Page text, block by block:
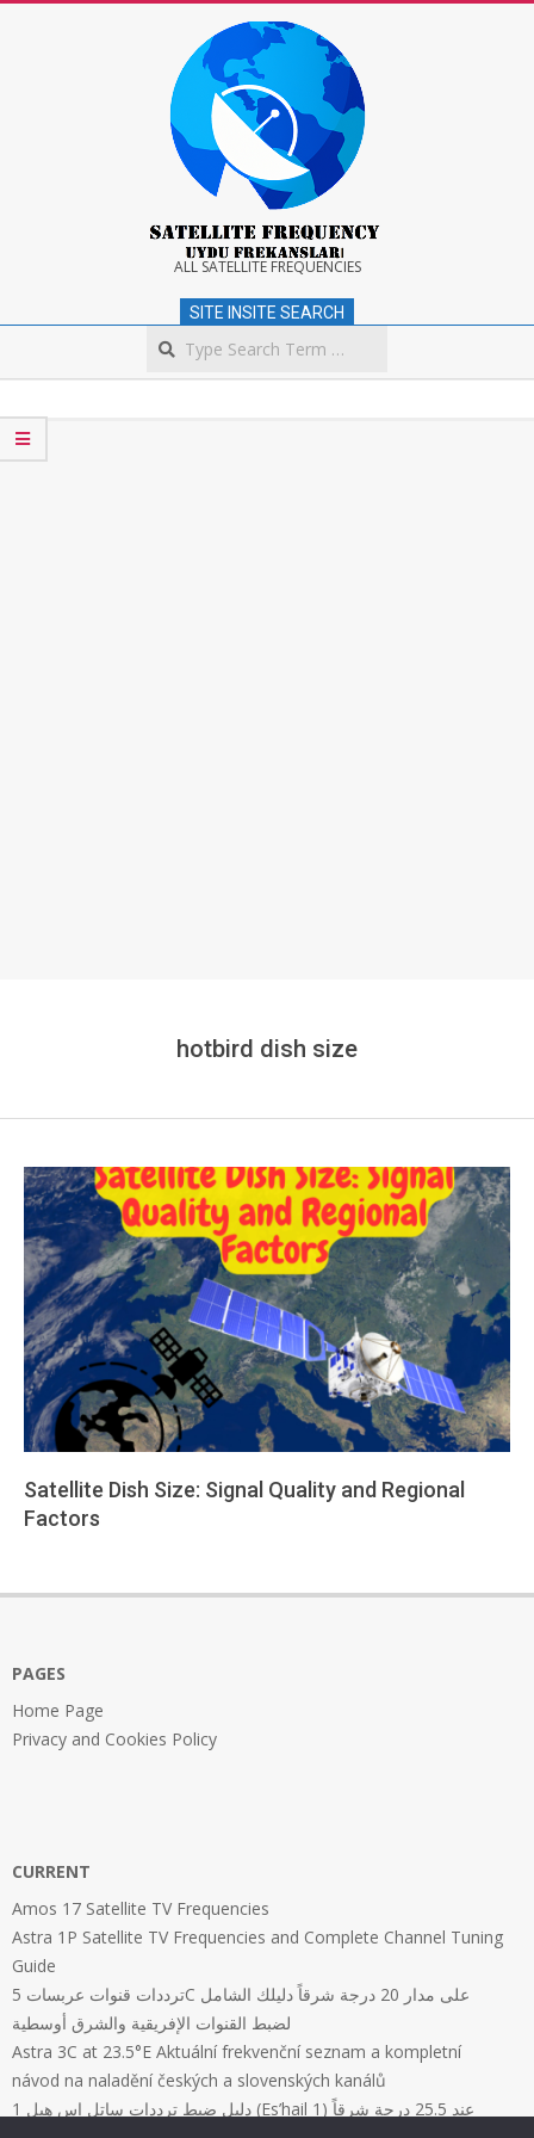
Satellite
Frequency
ALL SATELLITE FREQUENCIES
SITE INSITE SEARCH
Navigation
Menu
hotbird dish size
Satellite Dish Size: Signal Quality and Regional
Factors
13
PAGES
Home Page
Privacy and Cookies Policy
CURRENT
Amos 17 Satellite TV Frequencies
Astra 1P Satellite TV Frequencies and Complete Channel Tuning
Guide
ترددات قنوات عربسات 5C على مدار 20 درجة شرقاً دليلك الشامل
لضبط القنوات الإفريقية والشرق أوسطية
Astra 3C at 23.5°E Aktuální frekvenční seznam a kompletní
návod na naladění českých a slovenských kanálů
دليل ضبط ترددات ساتل إس هيل 1 (Es’hail 1) عند 25.5 درجة شرقاً